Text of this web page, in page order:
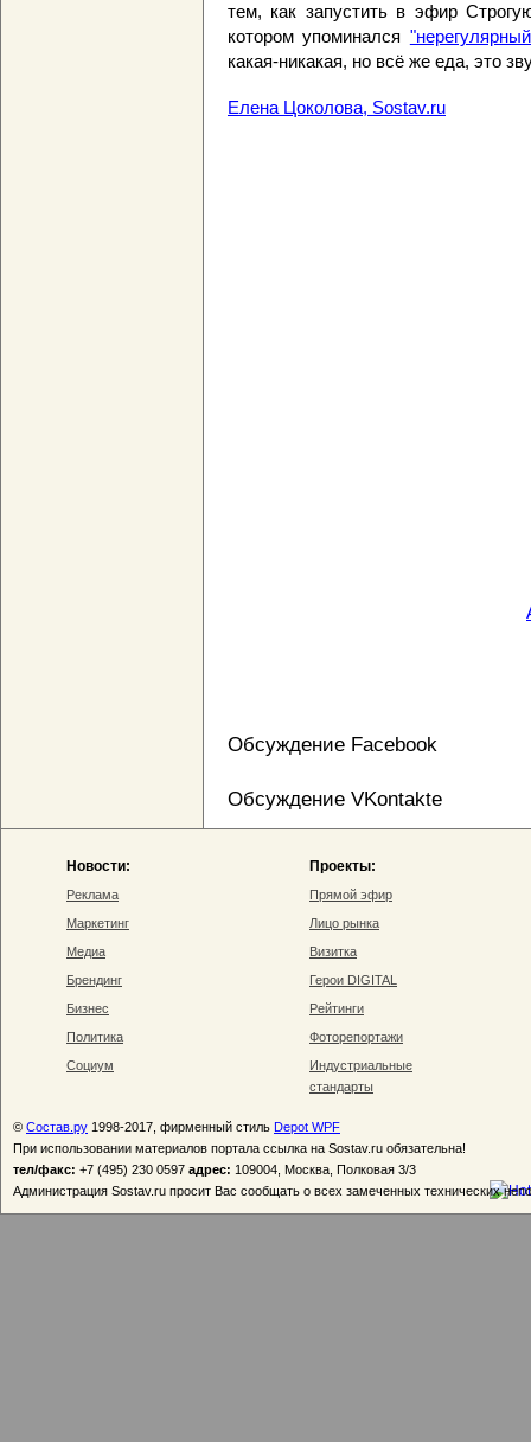
тем, как запустить в эфир
котором упоминался
какая-никакая, но всё же еда, это
Елена Цоколова, Sostav.ru
Обсуждение Facebook
Обсуждение VKontakte
Новости:
Реклама
Маркетинг
Медиа
Брендинг
Бизнес
Политика
Социум
Проекты:
Прямой эфир
Лицо рынка
Визитка
Герои DIGITAL
Рейтинги
Фоторепортажи
Индустриальные
стандарты
© Состав.ру 1998-2017, фирменный стиль Depot WPF
При использовании материалов портала ссылка на Sostav.ru обязательна!
тел/факс: +7 (495) 230 0597 адрес: 109004, Москва, Полковая 3/3
Администрация Sostav.ru просит Вас сообщать о всех замеченных технических